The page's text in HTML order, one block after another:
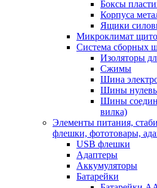
Боксы
Корпуса
Ящики
Микроклимат
Система сборных
Изоляторы
Сжимы
Шина
Шины
Шины
вилка)
Элементы питания,
флешки, фототовары,
USB флешки
Адаптеры
Аккумуляторы
Батарейки